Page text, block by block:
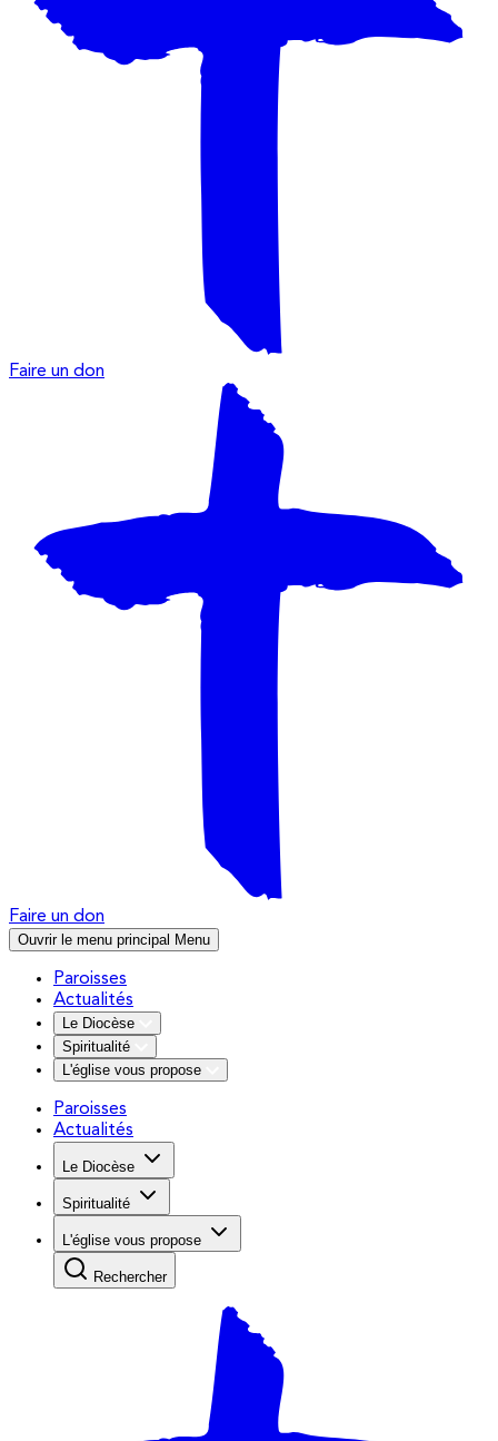
Faire un don
Faire un don
Ouvrir le menu principal Menu
Paroisses
Actualités
Le Diocèse
Spiritualité
L'église vous propose
Paroisses
Actualités
Le Diocèse
Spiritualité
L'église vous propose
Rechercher